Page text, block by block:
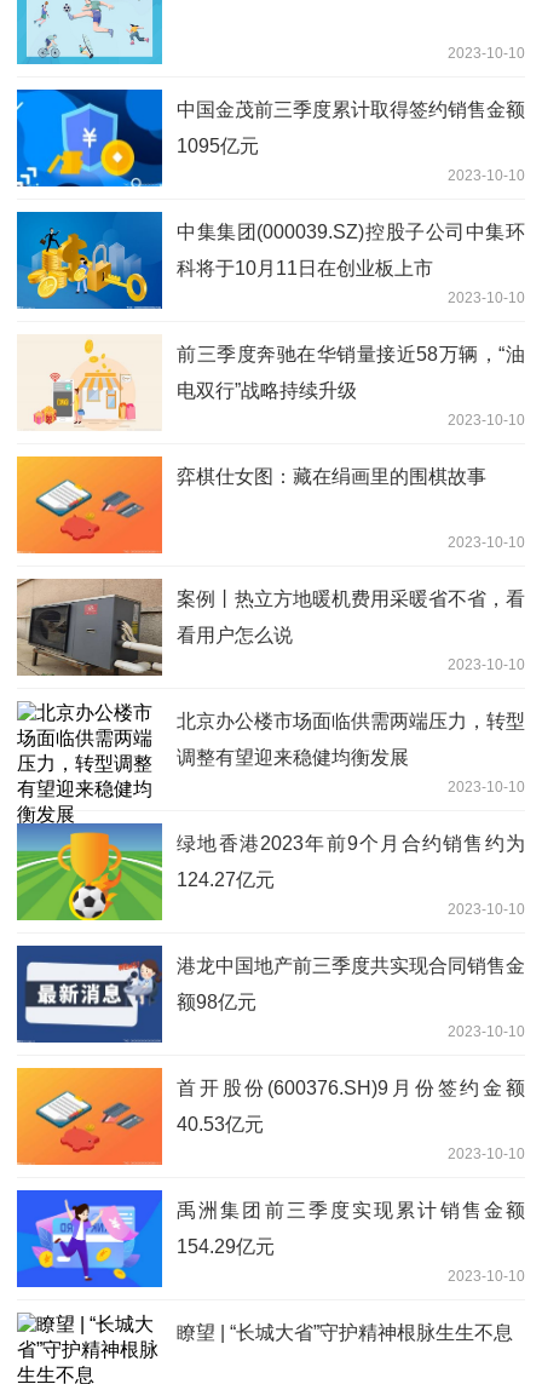
2023-10-10
中国金茂前三季度累计取得签约销售金额
1095亿元
2023-10-10
中集集团(000039.SZ)控股子公司中集环
科将于10月11日在创业板上市
2023-10-10
前三季度奔驰在华销量接近58万辆，“油
电双行”战略持续升级
2023-10-10
弈棋仕女图：藏在绢画里的围棋故事
2023-10-10
案例丨热立方地暖机费用采暖省不省，看
看用户怎么说
2023-10-10
北京办公楼市场面临供需两端压力，转型
调整有望迎来稳健均衡发展
2023-10-10
绿地香港2023年前9个月合约销售约为
124.27亿元
2023-10-10
港龙中国地产前三季度共实现合同销售金
额98亿元
2023-10-10
首开股份(600376.SH)9月份签约金额
40.53亿元
2023-10-10
禹洲集团前三季度实现累计销售金额
154.29亿元
2023-10-10
瞭望 | “长城大省”守护精神根脉生生不息